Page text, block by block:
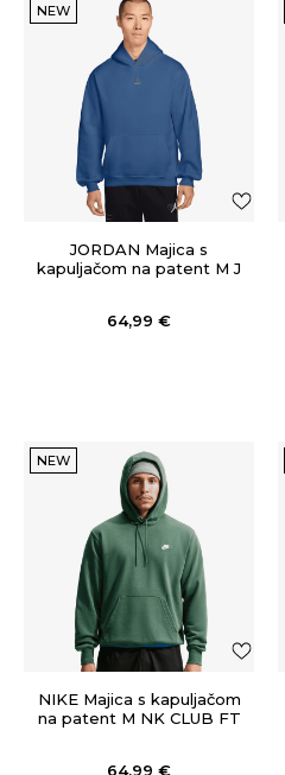
NEW
JORDAN Majica s
kapuljačom na patent M J
64,99 €
NEW
NIKE Majica s kapuljačom
na patent M NK CLUB FT
64,99 €